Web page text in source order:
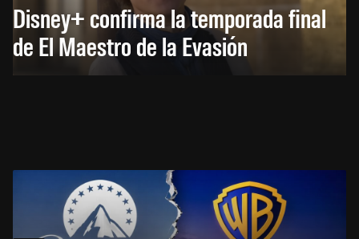
Disney+ confirma la temporada final
de El Maestro de la Evasión